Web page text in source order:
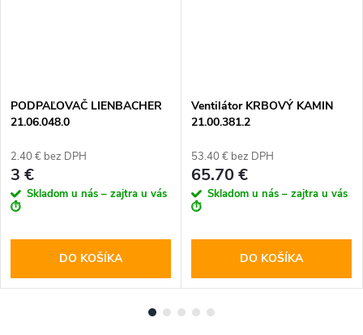
PODPAĽOVAČ LIENBACHER
21.06.048.0
2.40 € bez DPH
3 €
Skladom u nás – zajtra u vás
⏱️
DO KOŠÍKA
Ventilátor KRBOVÝ KAMIN
21.00.381.2
53.40 € bez DPH
65.70 €
Skladom u nás – zajtra u vás
⏱️
DO KOŠÍKA